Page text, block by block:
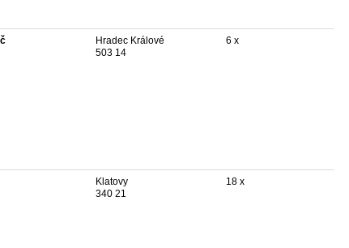
Hradec Králové
503 14
6 x
Klatovy
340 21
18 x